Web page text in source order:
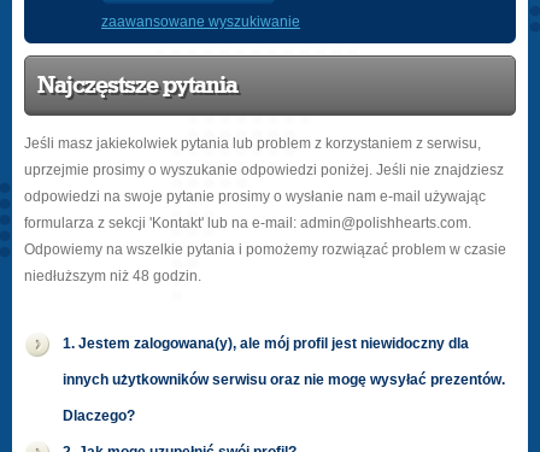
zaawansowane wyszukiwanie
Najczęstsze pytania
Jeśli masz jakiekolwiek pytania lub problem z korzystaniem z serwisu,
uprzejmie prosimy o wyszukanie odpowiedzi poniżej. Jeśli nie znajdziesz
odpowiedzi na swoje pytanie prosimy o wysłanie nam e-mail używając
formularza z sekcji 'Kontakt' lub na e-mail: admin@polishhearts.com.
Odpowiemy na wszelkie pytania i pomożemy rozwiązać problem w czasie
niedłuższym niż 48 godzin.
1. Jestem zalogowana(y), ale mój profil jest niewidoczny dla
innych użytkowników serwisu oraz nie mogę wysyłać prezentów.
Dlaczego?